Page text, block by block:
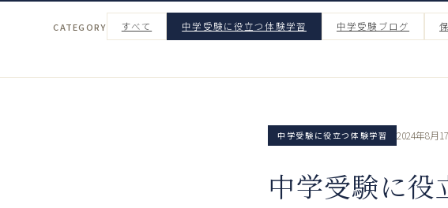
CATEGORY すべて 中学受験に役立つ体験学習 中学受験ブログ
中学受験に役立つ体験学習 2024年8月
中学受験に役